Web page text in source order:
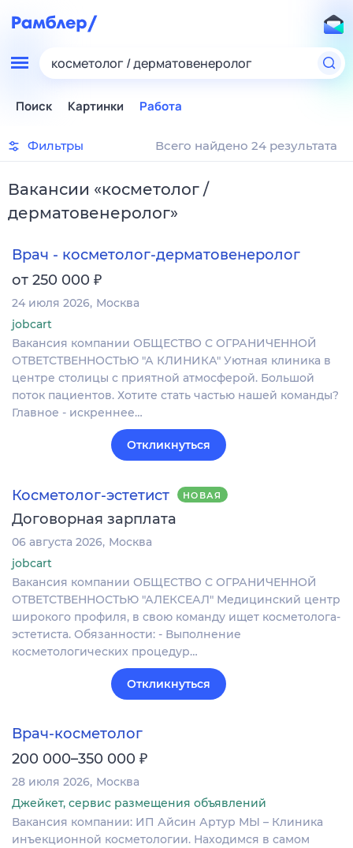
косметолог / дерматовенеролог
Поиск Картинки Работа
Фильтры Всего найдено 24 результата
Вакансии «косметолог /
дерматовенеролог»
Врач - косметолог-дерматовенеролог
от 250 000 ₽
24 июля 2026 Москва
jobcart
Вакансия компании ОБЩЕСТВО С ОГРАНИЧЕННОЙ
ОТВЕТСТВЕННОСТЬЮ "А КЛИНИКА" Уютная клиника в
центре столицы с приятной атмосферой. Большой
поток пациентов. Хотите стать частью нашей команды?
Главное - искреннее…
Откликнуться
Косметолог-эстетист НОВАЯ
Договорная зарплата
06 августа 2026 Москва
jobcart
Вакансия компании ОБЩЕСТВО С ОГРАНИЧЕННОЙ
ОТВЕТСТВЕННОСТЬЮ "АЛЕКСЕАЛ" Медицинский центр
широкого профиля, в свою команду ищет косметолога-
эстетиста. Обязанности: - Выполнение
косметологических процедур…
Откликнуться
Врач-косметолог
200 000–350 000 ₽
28 июля 2026 Москва
Джейкет, сервис размещения объявлений
Вакансия компании: ИП Айсин Артур МЫ – Клиника
инъекционной косметологии. Находимся в самом